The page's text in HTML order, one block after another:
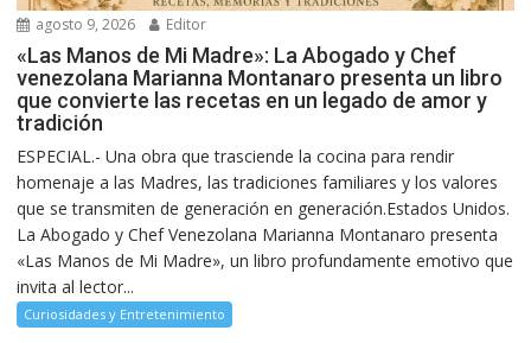
agosto 9, 2026 Editor
«Las Manos de Mi Madre»: La Abogado y Chef
venezolana Marianna Montanaro presenta un libro
que convierte las recetas en un legado de amor y
tradición
ESPECIAL.- Una obra que trasciende la cocina para rendir
homenaje a las Madres, las tradiciones familiares y los valores
que se transmiten de generación en generación.Estados Unidos.
La Abogado y Chef Venezolana Marianna Montanaro presenta
«Las Manos de Mi Madre», un libro profundamente emotivo que
invita al lector...
Curiosidades y Entretenimiento